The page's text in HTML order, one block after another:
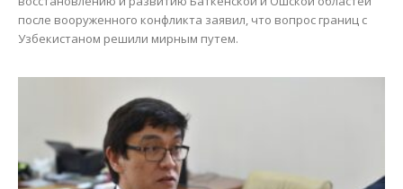
после вооруженного конфликта заявил, что вопрос границ с
Узбекистаном решили мирным путем.